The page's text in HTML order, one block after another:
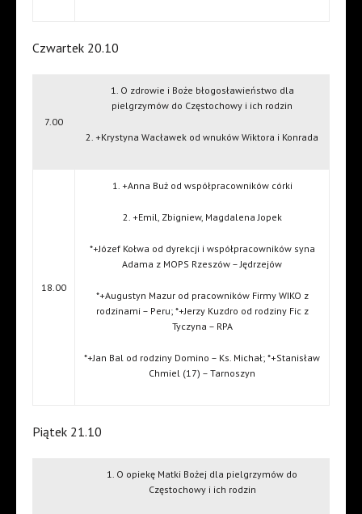
Czwartek 20.10
7.00
1. O zdrowie i Boże błogosławieństwo dla
pielgrzymów do Częstochowy i ich rodzin
2. +Krystyna Wacławek od wnuków Wiktora i Konrada
18.00
1. +Anna Buż od współpracowników córki
2. +Emil, Zbigniew, Magdalena Jopek
*+Józef Kołwa od dyrekcji i współpracowników syna
Adama z MOPS Rzeszów – Jędrzejów
*+Augustyn Mazur od pracowników Firmy WIKO z
rodzinami – Peru; *+Jerzy Kuzdro od rodziny Fic z
Tyczyna – RPA
*+Jan Bal od rodziny Domino – Ks. Michał; *+Stanisław
Chmiel (17) – Tarnoszyn
Piątek 21.10
1. O opiekę Matki Bożej dla pielgrzymów do
Częstochowy i ich rodzin